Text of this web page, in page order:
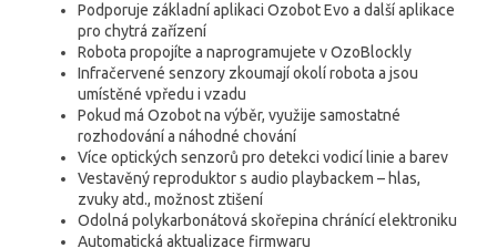
Podporuje základní aplikaci Ozobot Evo a další aplikace
pro chytrá zařízení
Robota propojíte a naprogramujete v OzoBlockly
Infračervené senzory zkoumají okolí robota a jsou
umístěné vpředu i vzadu
Pokud má Ozobot na výběr, využije samostatné
rozhodování a náhodné chování
Více optických senzorů pro detekci vodicí linie a barev
Vestavěný reproduktor s audio playbackem – hlas,
zvuky atd., možnost ztišení
Odolná polykarbonátová skořepina chránící elektroniku
Automatická aktualizace firmwaru